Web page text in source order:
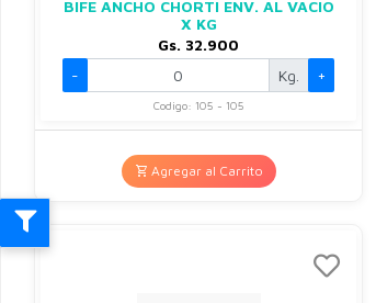
BIFE ANCHO CHORTI ENV. AL VACIO
X KG
Gs. 32.900
-
Kg. +
Codigo: 105 - 105
Agregar al Carrito